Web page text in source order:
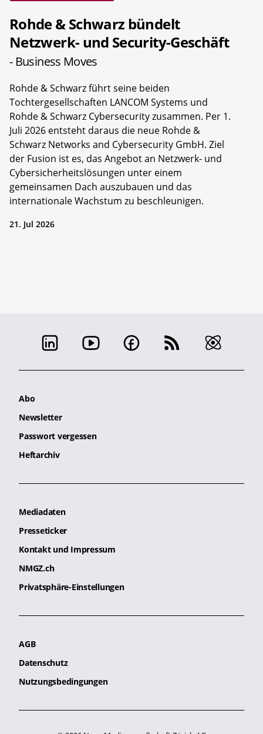
Rohde & Schwarz bündelt
Netzwerk- und Security-Geschäft
- Business Moves
Rohde & Schwarz führt seine beiden
Tochtergesellschaften LANCOM Systems und
Rohde & Schwarz Cybersecurity zusammen. Per 1.
Juli 2026 entsteht daraus die neue Rohde &
Schwarz Networks and Cybersecurity GmbH. Ziel
der Fusion ist es, das Angebot an Netzwerk- und
Cybersicherheitslösungen unter einem
gemeinsamen Dach auszubauen und das
internationale Wachstum zu beschleunigen.
21. Jul 2026
Abo
Newsletter
Passwort vergessen
Heftarchiv
Mediadaten
Presseticker
Kontakt und Impressum
NMGZ.ch
Privatsphäre-Einstellungen
AGB
Datenschutz
Nutzungsbedingungen